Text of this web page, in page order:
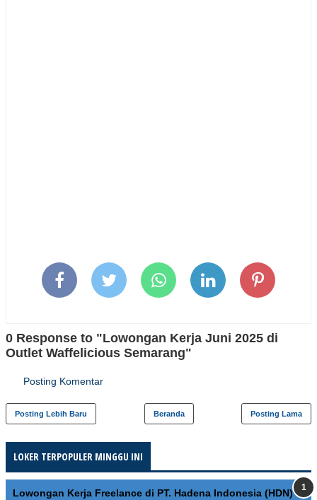
0 Response to "Lowongan Kerja Juni 2025 di
Outlet Waffelicious Semarang"
Posting Komentar
Posting Lebih Baru Posting Lama
Beranda
LOKER TERPOPULER MINGGU INI
Lowongan Kerja Freelance di PT. Hadena Indonesia (HDN)